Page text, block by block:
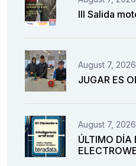
III Salida
August 7, 2026
JUGAR ES
August 7, 2026
ÚLTIMO DÍA